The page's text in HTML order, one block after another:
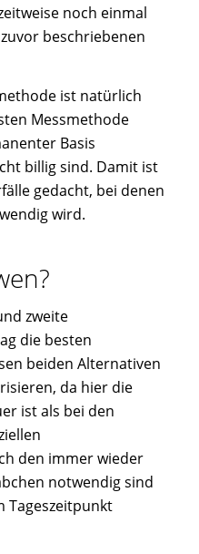
noch einmal
beschriebenen
ist natürlich
Messmethode
Basis
billig sind. Damit ist
gedacht, bei denen
wird.
zweite
die besten
beiden Alternativen
da hier die
ist als bei den
den immer wieder
notwendig sind
Tageszeitpunkt